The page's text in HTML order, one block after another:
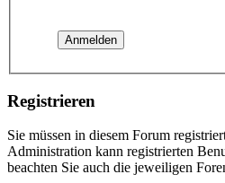
Registrieren
Sie müssen in diesem Forum
Administration kann registrierten
beachten Sie auch die jeweiligen